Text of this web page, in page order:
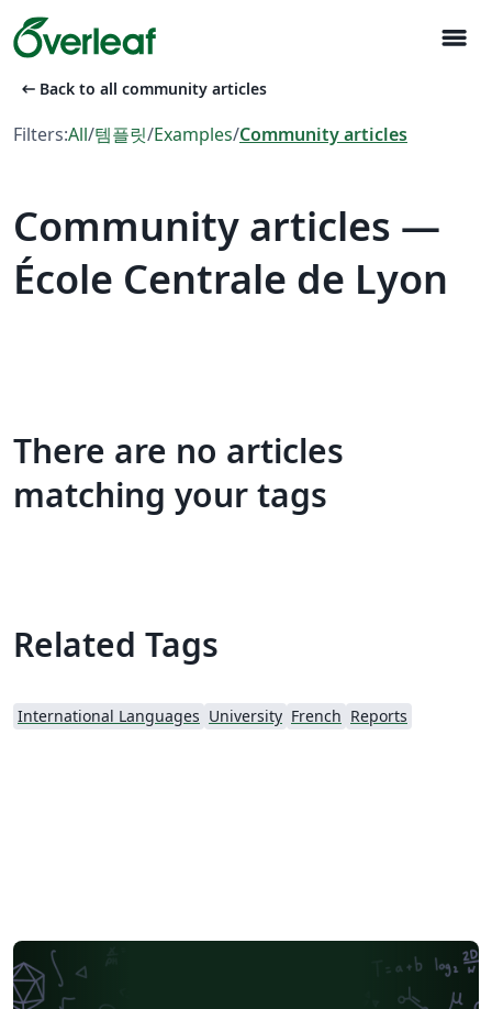
menu
arrow_left_alt Back to all community articles
Filters:All/템플릿/Examples/Community articles
Community articles —
École Centrale de Lyon
There are no articles
matching your tags
Related Tags
International Languages University French Reports